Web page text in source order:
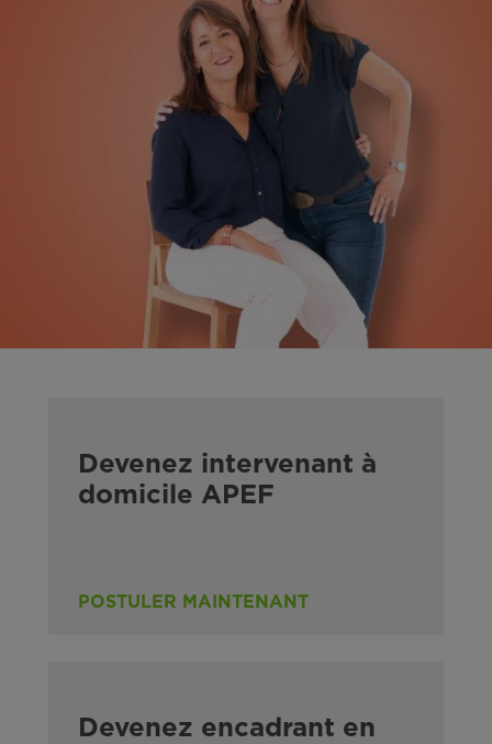
Devenez intervenant à
domicile APEF
POSTULER MAINTENANT
Devenez encadrant en